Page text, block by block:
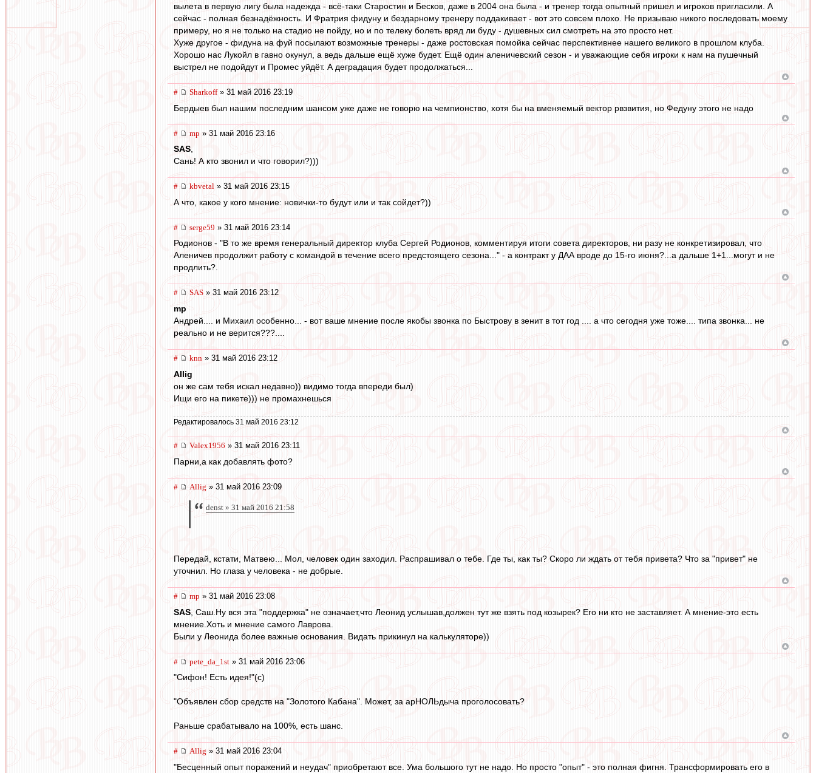
вылета в первую лигу была надежда - всё-таки Старостин и Бесков, даже в 2004 она была - и тренер тогда опытный пришел и игроков пригласили. А
сейчас - полная безнадёжность. И Фратрия фидуну и бездарному тренеру поддакивает - вот это совсем плохо. Не призываю никого последовать моему
примеру, но я не только на стадио не пойду, но и по телеку болеть вряд ли буду - душевных сил смотреть на это просто нет.
Хуже другое - фидуна на фуй посылают возможные тренеры - даже ростовская помойка сейчас перспективнее нашего великого в прошлом клуба.
Хорошо нас Лукойл в гавно окунул, а ведь дальше ещё хуже будет. Ещё один аленичевский сезон - и уважающие себя игроки к нам на пушечный
выстрел не подойдут и Промес уйдёт. А деградация будет продолжаться...
# Sharkoff» 31 май 2016 23:19
Бердыев был нашим последним шансом уже даже не говорю на чемпионство, хотя бы на вменяемый вектор рвзвития, но Федуну этого не надо
# mp » 31 май 2016 23:16
SAS,
Сань! А кто звонил и что говорил?)))
# kbvetal » 31 май 2016 23:15
А что, какое у кого мнение: новички-то будут или и так сойдет?))
# serge59 » 31 май 2016 23:14
Родионов - "В то же время генеральный директор клуба Сергей Родионов, комментируя итоги совета директоров, ни разу не конкретизировал, что
Аленичев продолжит работу с командой в течение всего предстоящего сезона..." - а контракт у ДАА вроде до 15-го июня?...а дальше 1+1...могут и не
продлить?.
# SAS » 31 май 2016 23:12
mp
Андрей.... и Михаил особенно... - вот ваше мнение после якобы звонка по Быстрову в зенит в тот год .... а что сегодня уже тоже.... типа звонка... не
реально и не верится???....
# knn » 31 май 2016 23:12
Allig
он же сам тебя искал недавно)) видимо тогда впереди был)
Ищи его на пикете))) не промахнешься
Редактировалось 31 май 2016 23:12
# Valex1956 » 31 май 2016 23:11
Парни,а как добавлять фото?
# Allig » 31 май 2016 23:09
denst » 31 май 2016 21:58
Передай, кстати, Матвею... Мол, человек один заходил. Распрашивал о тебе. Где ты, как ты? Скоро ли ждать от тебя привета? Что за "привет" не
уточнил. Но глаза у человека - не добрые.
# mp » 31 май 2016 23:08
SAS , Саш.Ну вся эта "поддержка" не означает,что Леонид услышав,должен тут же взять под козырек? Его ни кто не заставляет. А мнение-это есть
мнение.Хоть и мнение самого Лаврова.
Были у Леонида более важные основания. Видать прикинул на калькуляторе))
# pete_da_1st » 31 май 2016 23:06
"Сифон! Есть идея!"(с)
"Объявлен сбор средств на "Золотого Кабана". Может, за арНОЛЬдыча проголосовать?
Раньше срабатывало на 100%, есть шанс.
# Allig » 31 май 2016 23:04
"Бесценный опыт поражений и неудач" приобретают все. Ума большого тут не надо. Но просто "опыт" - это полная фигня. Трансформировать его в